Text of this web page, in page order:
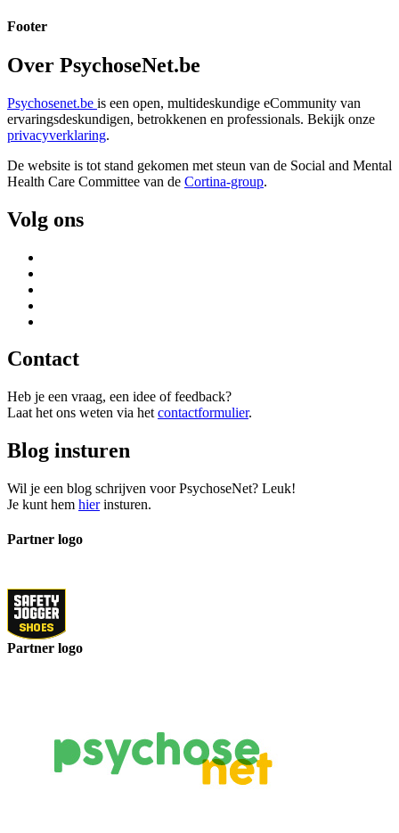
Footer
Over PsychoseNet.be
Psychosenet.be is een open, multideskundige eCommunity van
ervaringsdeskundigen, betrokkenen en professionals. Bekijk onze
privacyverklaring.
De website is tot stand gekomen met steun van de Social and Mental
Health Care Committee van de Cortina-group.
Volg ons
Contact
Heb je een vraag, een idee of feedback?
Laat het ons weten via het contactformulier.
Blog insturen
Wil je een blog schrijven voor PsychoseNet? Leuk!
Je kunt hem hierinsturen.
Partner logo
Partner logo